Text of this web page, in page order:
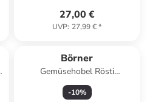
27,00 €
UVP: 27,99 €*
Börner
Gemüsehobel Rösti
PowerLine mit Fruchthalter in
weiß
-10%